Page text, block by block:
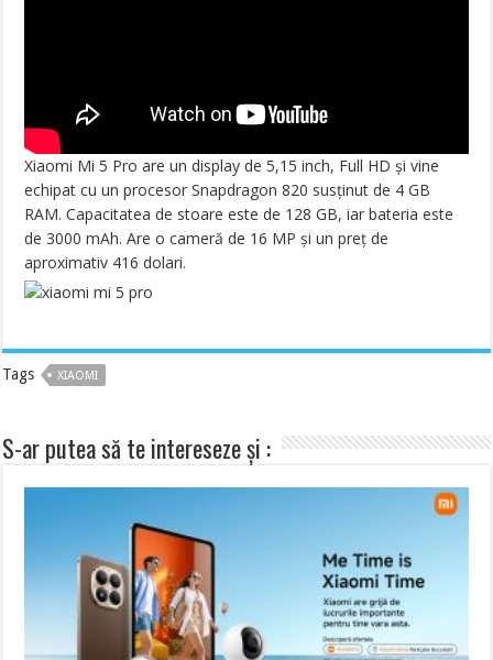
Xiaomi Mi 5 Pro are un display de 5,15 inch, Full HD și vine
echipat cu un procesor Snapdragon 820 susținut de 4 GB
RAM. Capacitatea de stoare este de 128 GB, iar bateria este
de 3000 mAh. Are o cameră de 16 MP și un preț de
aproximativ 416 dolari.
Tags XIAOMI
S-ar putea să te intereseze și :